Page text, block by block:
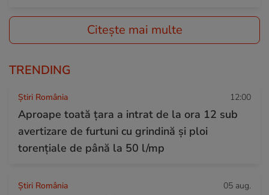
Citește mai multe
TRENDING
Știri România 12:00
Aproape toată țara a intrat de la ora 12 sub
avertizare de furtuni cu grindină și ploi
torențiale de până la 50 l/mp
Știri România 05 aug.